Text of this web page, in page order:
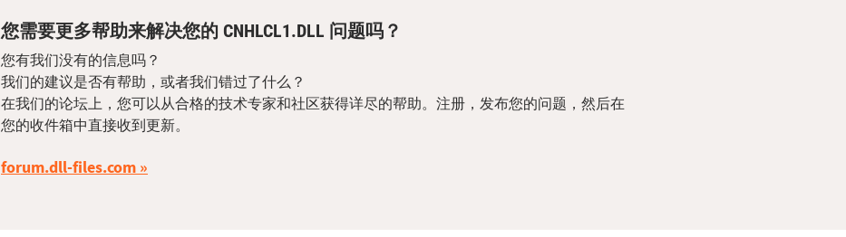
您需要更多帮助来解决您的 CNHLCL1.DLL 问题吗？
您有我们没有的信息吗？
我们的建议是否有帮助，或者我们错过了什么？
在我们的论坛上，您可以从合格的技术专家和社区获得详尽的帮助。注册，发布您的问题，然后在
您的收件箱中直接收到更新。
forum.dll-files.com